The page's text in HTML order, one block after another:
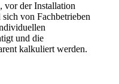
vor der Installation
von Fachbetrieben
und die
kalkuliert werden.